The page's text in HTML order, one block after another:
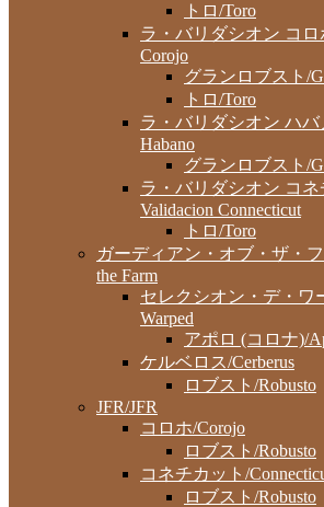
トロ/Toro
ラ・バリダシオン コロ
Corojo
グランロブスト/
トロ/Toro
ラ・バリダシオン ハバ
Habano
グランロブスト/
ラ・バリダシオン コネ
Validacion Connecticut
トロ/Toro
ガーディアン・オブ・ザ・
the Farm
セレクシオン・デ・ワ
Warped
アポロ (コロナ)/
ケルベロス/Cerberus
ロブスト/Robusto
JFR/JFR
コロホ/Corojo
ロブスト/Robusto
コネチカット/
ロブスト/Robusto